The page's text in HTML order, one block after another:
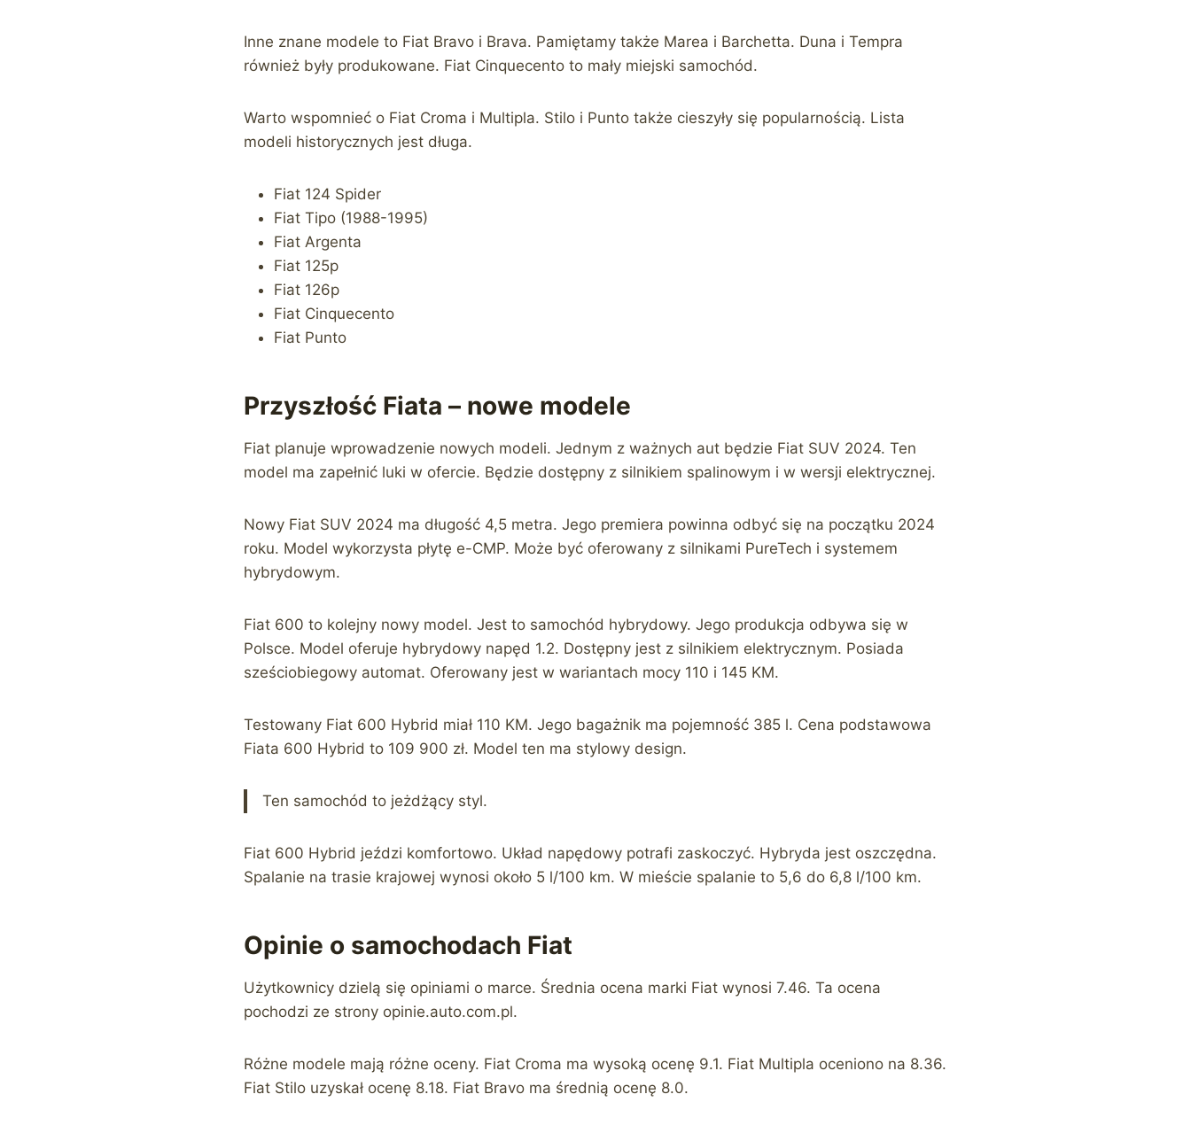
Inne znane modele to Fiat Bravo i Brava. Pamiętamy także Marea i Barchetta. Duna i Tempra
również były produkowane. Fiat Cinquecento to mały miejski samochód.
Warto wspomnieć o Fiat Croma i Multipla. Stilo i Punto także cieszyły się popularnością. Lista
modeli historycznych jest długa.
Fiat 124 Spider
Fiat Tipo (1988-1995)
Fiat Argenta
Fiat 125p
Fiat 126p
Fiat Cinquecento
Fiat Punto
Przyszłość Fiata – nowe modele
Fiat planuje wprowadzenie nowych modeli. Jednym z ważnych aut będzie Fiat SUV 2024. Ten
model ma zapełnić luki w ofercie. Będzie dostępny z silnikiem spalinowym i w wersji elektrycznej.
Nowy Fiat SUV 2024 ma długość 4,5 metra. Jego premiera powinna odbyć się na początku 2024
roku. Model wykorzysta płytę e-CMP. Może być oferowany z silnikami PureTech i systemem
hybrydowym.
Fiat 600 to kolejny nowy model. Jest to samochód hybrydowy. Jego produkcja odbywa się w
Polsce. Model oferuje hybrydowy napęd 1.2. Dostępny jest z silnikiem elektrycznym. Posiada
sześciobiegowy automat. Oferowany jest w wariantach mocy 110 i 145 KM.
Testowany Fiat 600 Hybrid miał 110 KM. Jego bagażnik ma pojemność 385 l. Cena podstawowa
Fiata 600 Hybrid to 109 900 zł. Model ten ma stylowy design.
Ten samochód to jeżdżący styl.
Fiat 600 Hybrid jeździ komfortowo. Układ napędowy potrafi zaskoczyć. Hybryda jest oszczędna.
Spalanie na trasie krajowej wynosi około 5 l/100 km. W mieście spalanie to 5,6 do 6,8 l/100 km.
Opinie o samochodach Fiat
Użytkownicy dzielą się opiniami o marce. Średnia ocena marki Fiat wynosi 7.46. Ta ocena
pochodzi ze strony opinie.auto.com.pl.
Różne modele mają różne oceny. Fiat Croma ma wysoką ocenę 9.1. Fiat Multipla oceniono na 8.36.
Fiat Stilo uzyskał ocenę 8.18. Fiat Bravo ma średnią ocenę 8.0.